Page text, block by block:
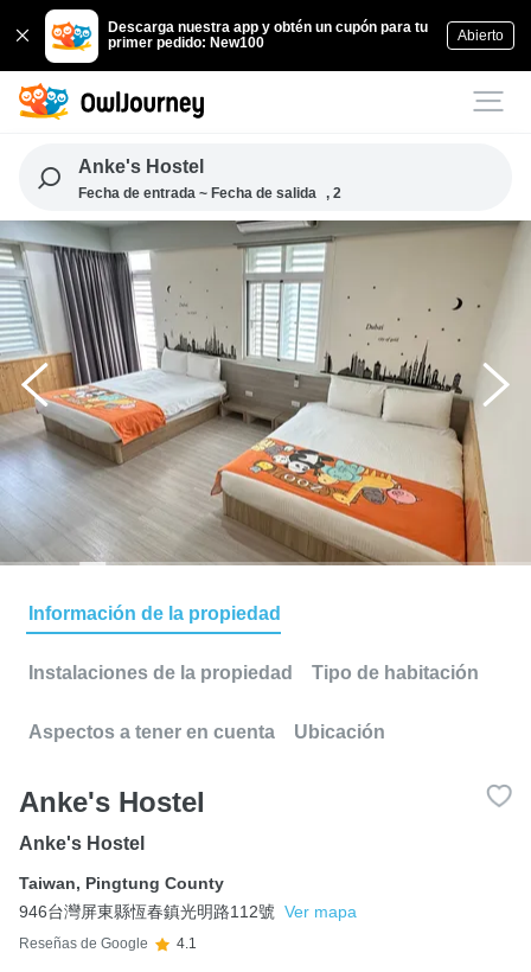
Descarga nuestra app y obtén un cupón para tu
primer pedido: New100
Abierto
Anke's Hostel
Fecha de entrada ~ Fecha de salida , 2
Información de la propiedad
Instalaciones de la propiedad Tipo de habitación
Aspectos a tener en cuenta Ubicación
Anke's Hostel
Anke's Hostel
Taiwan, Pingtung County
946台灣屏東縣恆春鎮光明路112號 Ver mapa
Reseñas de Google 4.1